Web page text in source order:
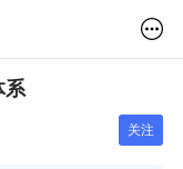
系
关注